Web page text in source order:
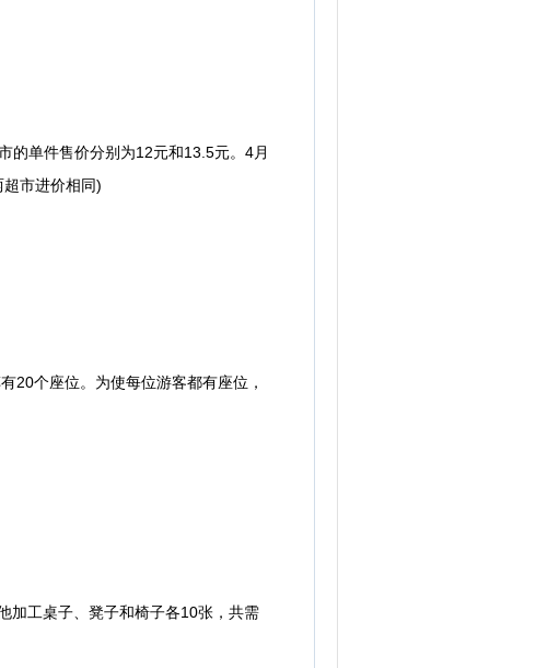
的单件售价分别为12元和13.5元。4月
市进价相同)
个座位。为使每位游客都有座位，
工桌子、凳子和椅子各10张，共需